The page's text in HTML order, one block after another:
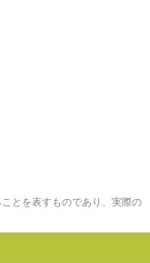
とを表すものであり、実際の